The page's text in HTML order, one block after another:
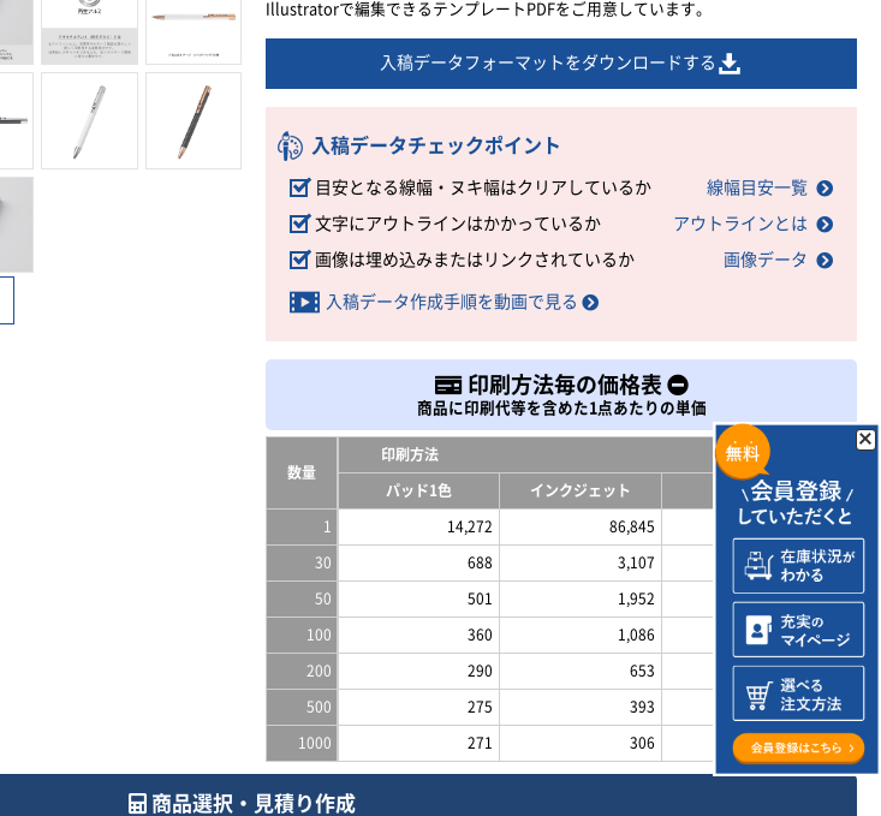
Illustratorで編集できるテンプレートPDFをご用意しています。
入稿データフォーマットをダウンロードする
入稿データチェックポイント
目安となる線幅・ヌキ幅はクリアしているか 線幅目安一覧
文字にアウトラインはかかっているか アウトラインとは
画像は埋め込みまたはリンクされているか 画像データ
入稿データ作成手順を動画で見る
印刷方法毎の価格表
商品に印刷代等を含めた1点あたりの単価
数量
印刷方法
パッド1色 インクジェット レーザー
1 14,272 86,845 22,275
30 688 3,107 955
50 501 1,952 661
100 360 1,086 440
200 290 653 330
500 275 393 309
1000 271 306 296
商品選択・見積り作成